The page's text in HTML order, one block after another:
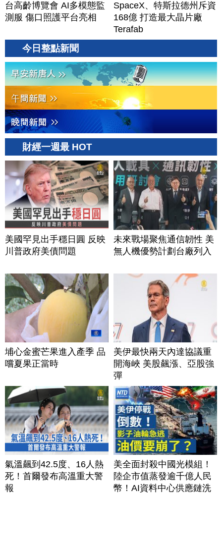
台高齡博覽會 AI多模態監
測服 傷口照護平台亮相
SpaceX、特斯拉德州斥資
168億 打造最大晶片廠
Terafab
今日整點新聞
財經一週最 HOT
美國罕見出手穩日圓 反映
川普政府美債問題
未來戰場聚焦通信韌性 美
無人機優勢計劃台廠列入
埔心金蜜芒果進入產季 品
嚐夏果正當時
美伊最快兩天內達協議重
開海峽 美股飆漲、亞股強
彈
氣溫飆到42.5度、16人熱
死！首爾發布高溫重大警
報
美全面封殺中國光模組！
陸企市值蒸發逾千億人民
幣！AI資料中心供應鏈洗